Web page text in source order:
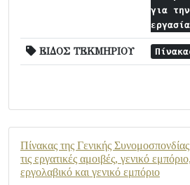
για
εργασία
ΕΙΔΟΣ ΤΕΚΜΗΡΙΟΥ
Πίνακας της Γενικής
τις εργατικές αμοιβές, γενικό
εργολαβικό και γενικό εμπόριο